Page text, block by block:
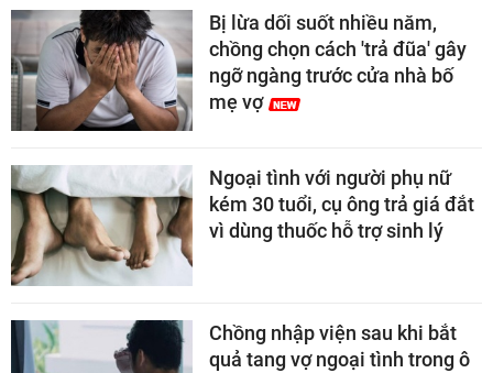
Bị lừa dối suốt nhiều năm,
chồng chọn cách 'trả đũa' gây
ngỡ ngàng trước cửa nhà bố
mẹ vợ
Ngoại tình với người phụ nữ
kém 30 tuổi, cụ ông trả giá đắt
vì dùng thuốc hỗ trợ sinh lý
Chồng nhập viện sau khi bắt
quả tang vợ ngoại tình trong ô